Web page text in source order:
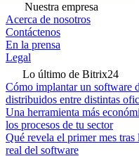
Nuestra empresa
Acerca de nosotros
Contáctenos
En la prensa
Legal
Lo último de Bitrix24
Cómo implantar un software
distribuidos entre distintas
Una herramienta más
los procesos de tu sector
Qué revela el primer mes
real del software